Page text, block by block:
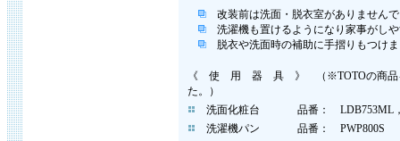
改装前は洗面・脱衣室がありません
洗濯機も置けるようになり家事がし
脱衣や洗面時の補助に手摺りもつけ
《 使 用 器 具 》 （※TOTOの商品
た。）
洗面化粧台
品番： LDB753ML，
洗濯機パン
品番： PWP800S